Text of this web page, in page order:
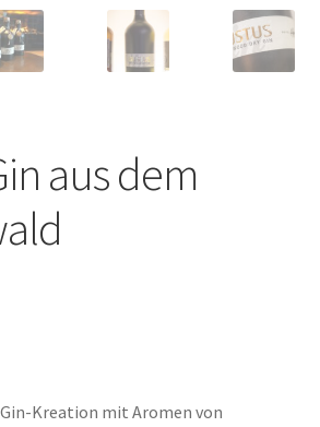
aus dem
Kreation mit Aromen von